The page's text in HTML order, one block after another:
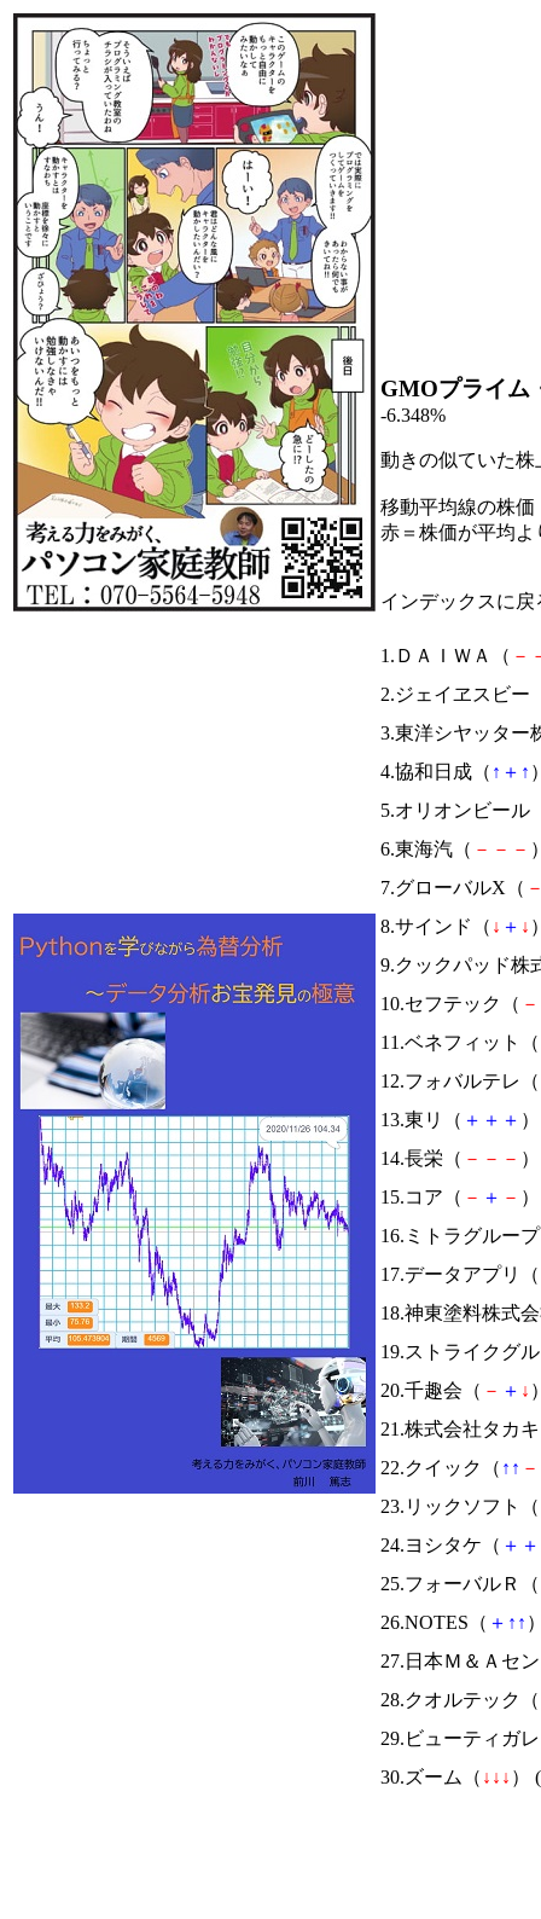
GMOプライム
-6.348%
動きの似ていた
移動平均線の株価
赤＝株価が平均
インデックスに戻
1.ＤＡＩＷＡ（ －
2.ジェイヱスビー
3.東洋シヤッター
4.協和日成（ ↑ ＋ ↑
5.オリオンビール
6.東海汽（ － － －
7.グローバルX（
8.サインド（ ↓ ＋ ↓
9.クックパッド株
10.セフテック（ －
11.ベネフィット（
12.フォバルテレ（
13.東リ（ ＋ ＋ ＋
14.長栄（ － － －
15.コア（ － ＋ －
16.ミトラグルー
17.データアプリ（
18.神東塗料株式
19.ストライクグ
20.千趣会（ － ＋ ↓
21.株式会社タカ
22.クイック（ ↑ ↑ －
23.リックソフト（
24.ヨシタケ（ ＋ ＋
25.フォーバルＲ（
26.NOTES（ ＋ ↑ ↑
27.日本Ｍ＆Ａセ
28.クオルテック（
29.ビューティガ
30.ズーム（ ↓ ↓ ↓ ） (